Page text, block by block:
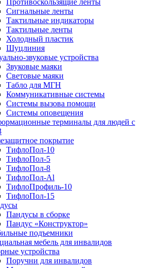
Противоскользящие ленты
Сигнальные ленты
Тактильные индикаторы
Тактильные ленты
Холодный пластик
Шуцлиния
звуковые устройства
Звуковые маяки
Световые маяки
Табло для МГН
Коммуникативные системы
Системы вызова помощи
Системы оповещения
терминалы для людей с
покрытие
ТифлоПол-10
ТифлоПол-5
ТифлоПол-8
ТифлоПол-Al
ТифлоПрофиль-10
ТифлоПол-15
Пандусы в сборке
Пандус «Конструктор»
подъемники
мебель для инвалидов
устройства
Поручни для инвалидов